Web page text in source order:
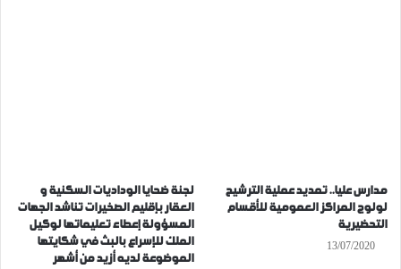
مدارس عليا.. تمديد عملية الترشيح
لولوج المراكز العمومية للأقسام
التحضيرية
13/07/2020
لجنة ضحايا الوداديات السكنية و
العقار بإقليم الصخيرات تناشد الجهات
المسؤولة إعطاء تعليماتها لوكيل
الملك للإسراع بالبث في شكايتها
الموضوعة لديه أزيد من أشهر